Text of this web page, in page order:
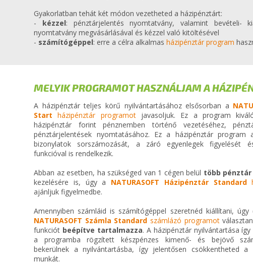
Gyakorlatban tehát két módon vezetheted a házipénztárt:
- kézzel: pénztárjelentés nyomtatvány, valamint bevételi-
nyomtatvány megvásárlásával és kézzel való kitöltésével
- számítógéppel: erre a célra alkalmasházipénztár program
MELYIK PROGRAMOT HASZNÁLJAM A
A házipénztár teljes körű nyilvántartásához elsősorban a
Start házipénztár programotjavasoljuk. Ez a program
házipénztár forint pénznemben történő vezetéséhez,
pénztárjelentések nyomtatásához. Ez a házipénztár program
bizonylatok sorszámozását, a záró egyenlegek figyelését
funkcióval is rendelkezik.
Abban az esetben, ha szükséged van 1 cégen belül több pénztár
kezelésére is, úgy a NATURASOFT Házipénztár Standard
ajánljuk figyelmedbe.
Amennyiben számláid is számítógéppel szeretnéd kiállítani, úgy
NATURASOFT Számla Standard számlázó programot
funkciót beépítve tartalmazza. A házipénztár nyilvántartása
a programba rögzített készpénzes kimenő- és bejövő
bekerülnek a nyilvántartásba, így jelentősen csökkentheted a
munkát.